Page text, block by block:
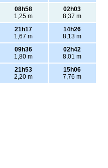
08h58
1,25 m
02h03
8,37 m
21h17
1,67 m
14h26
8,13 m
09h36
1,80 m
02h42
8,01 m
21h53
2,20 m
15h06
7,76 m